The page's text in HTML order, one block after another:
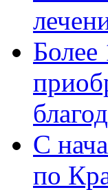
Более
С
по